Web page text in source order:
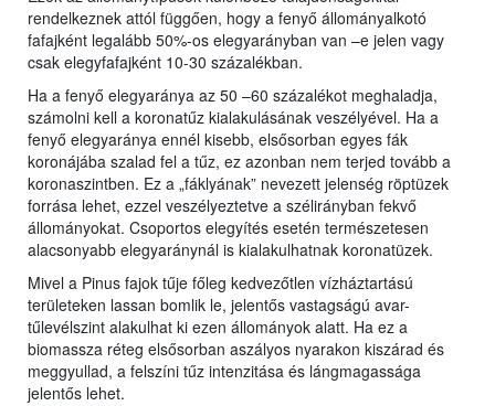
rendelkeznek attól függően, hogy a fenyő állományalkotó
fafajként legalább 50%-os elegyarányban van –e jelen vagy
csak elegyfafajként 10-30 százalékban.
Ha a fenyő elegyaránya az 50 –60 százalékot meghaladja,
számolni kell a koronatűz kialakulásának veszélyével. Ha a
fenyő elegyaránya ennél kisebb, elsősorban egyes fák
koronájába szalad fel a tűz, ez azonban nem terjed tovább a
koronaszintben. Ez a „fáklyának” nevezett jelenség röptüzek
forrása lehet, ezzel veszélyeztetve a szélirányban fekvő
állományokat. Csoportos elegyítés esetén természetesen
alacsonyabb elegyaránynál is kialakulhatnak koronatüzek.
Mivel a Pinus fajok tűje főleg kedvezőtlen vízháztartású
területeken lassan bomlik le, jelentős vastagságú avar-
tűlevélszint alakulhat ki ezen állományok alatt. Ha ez a
biomassza réteg elsősorban aszályos nyarakon kiszárad és
meggyullad, a felszíni tűz intenzitása és lángmagassága
jelentős lehet.